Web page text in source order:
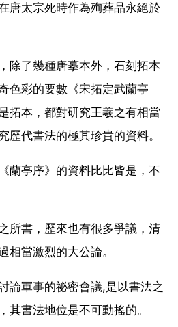
唐太宗死時作為殉葬品永絕於
除了幾種唐摹本外，石刻拓本
色彩的要數《宋拓定武蘭亭
拓本，都對研究王羲之有相當
歷代書法的極其珍貴的資料。
蘭亭序》的資料比比皆是，不
所書，歷來也有很多爭議，清
相當激烈的大公論。
論軍事的祕密會議,是以書法之
其書法地位是不可動搖的。